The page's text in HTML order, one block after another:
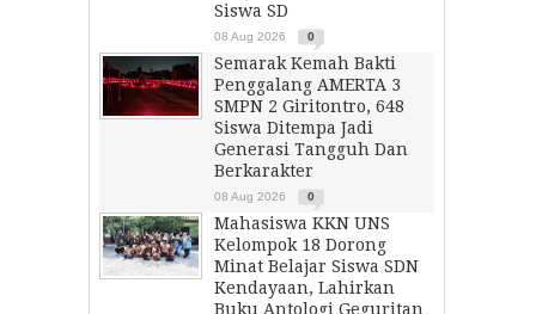
Siswa SD
08 Aug 2026 0
Semarak Kemah Bakti
Penggalang AMERTA 3
SMPN 2 Giritontro, 648
Siswa Ditempa Jadi
Generasi Tangguh Dan
Berkarakter
08 Aug 2026 0
Mahasiswa KKN UNS
Kelompok 18 Dorong
Minat Belajar Siswa SDN
Kendayaan, Lahirkan
Buku Antologi Geguritan